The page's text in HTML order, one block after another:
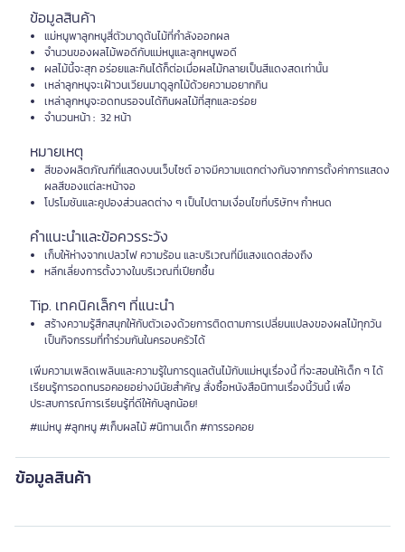
ข้อมูลสินค้า
แม่หนูพาลูกหนูสี่ตัวมาดูต้นไม้ที่กำลังออกผล
จำนวนของผลไม้พอดีกับแม่หนูและลูกหนูพอดี
ผลไม้นี้จะสุก อร่อยและกินได้ก็ต่อเมื่อผลไม้กลายเป็นสีแดงสดเท่านั้น
เหล่าลูกหนูจะเฝ้าวนเวียนมาดูลูกไม้ด้วยความอยากกิน
เหล่าลูกหนูจะอดทนรอจนได้กินผลไม้ที่สุกและอร่อย
จำนวนหน้า: 32 หน้า
หมายเหตุ
สีของผลิตภัณฑ์ที่แสดงบนเว็บไซต์ อาจมีความแตกต่างกันจากการตั้งค่าการแสดง
ผลสีของแต่ละหน้าจอ
โปรโมชันและคูปองส่วนลดต่าง ๆ เป็นไปตามเงื่อนไขที่บริษัทฯ กำหนด
คำแนะนำและข้อควรระวัง
เก็บให้ห่างจากเปลวไฟ ความร้อน และบริเวณที่มีแสงแดดส่องถึง
หลีกเลี่ยงการตั้งวางในบริเวณที่เปียกชื้น
Tip. เทคนิคเล็กๆ ที่แนะนำ
สร้างความรู้สึกสนุกให้กับตัวเองด้วยการติดตามการเปลี่ยนแปลงของผลไม้ทุกวัน
เป็นกิจกรรมที่ทำร่วมกันในครอบครัวได้
เพิ่มความเพลิดเพลินและความรู้ในการดูแลต้นไม้กับแม่หนูเรื่องนี้ ที่จะสอนให้เด็ก ๆ ได้
เรียนรู้การอดทนรอคอยอย่างมีนัยสำคัญ สั่งซื้อหนังสือนิทานเรื่องนี้วันนี้ เพื่อ
ประสบการณ์การเรียนรู้ที่ดีให้กับลูกน้อย!
#แม่หนู #ลูกหนู #เก็บผลไม้ #นิทานเด็ก #การรอคอย
ข้อมูลสินค้า